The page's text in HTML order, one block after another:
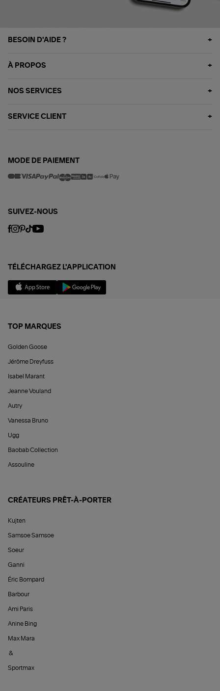
BESOIN D'AIDE ?
À PROPOS
NOS SERVICES
SERVICE CLIENT
MODE DE PAIEMENT
SUIVEZ-NOUS
TÉLÉCHARGEZ L'APPLICATION
TOP MARQUES
Golden Goose
Jérôme Dreyfuss
Isabel Marant
Jeanne Vouland
Autry
Vanessa Bruno
Ugg
Baobab Collection
Assouline
CRÉATEURS PRÊT-À-PORTER
Kujten
Samsoe Samsoe
Soeur
Ganni
Éric Bompard
Barbour
Ami Paris
Anine Bing
Max Mara
&
Sportmax